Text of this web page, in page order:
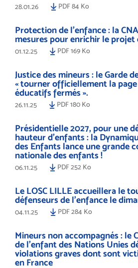
28.01.26 PDF 84 Ko
Protection de l’enfance : la
mesures pour enrichir le projet
01.12.25 PDF 169 Ko
Justice des mineurs : le Garde
« tourner officiellement la
éducatifs fermés ».
26.11.25 PDF 180 Ko
Présidentielle 2027, pour une
hauteur d’enfants : la
des Enfants lance une grande
nationale des enfants !
06.11.25 PDF 252 Ko
Le LOSC LILLE accueillera le
défenseurs de l'enfance le
04.11.25 PDF 284 Ko
Mineurs non accompagnés : le
de l’enfant des Nations Unies
violations graves dont sont
en France